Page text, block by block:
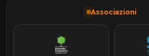
Associazioni